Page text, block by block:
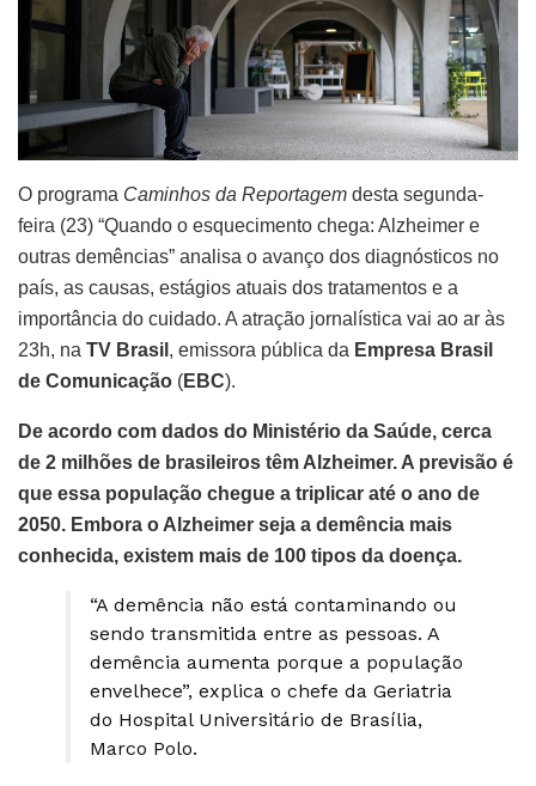
O programa Caminhos da Reportagem desta segunda-
feira (23) “Quando o esquecimento chega: Alzheimer e
outras demências” analisa o avanço dos diagnósticos no
país, as causas, estágios atuais dos tratamentos e a
importância do cuidado. A atração jornalística vai ao ar às
23h, na TV Brasil , emissora pública da Empresa Brasil
de Comunicação (EBC).
De acordo com dados do Ministério da Saúde, cerca
de 2 milhões de brasileiros têm Alzheimer. A previsão é
que essa população chegue a triplicar até o ano de
2050. Embora o Alzheimer seja a demência mais
conhecida, existem mais de 100 tipos da doença.
“A demência não está contaminando ou
sendo transmitida entre as pessoas. A
demência aumenta porque a população
envelhece”, explica o chefe da Geriatria
do Hospital Universitário de Brasília,
Marco Polo.